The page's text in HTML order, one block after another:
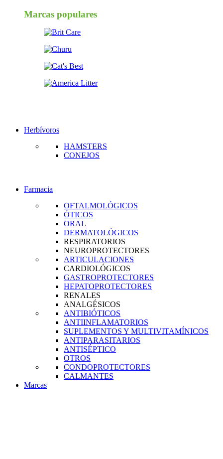
Marcas populares
Herbívoros
HAMSTERS
CONEJOS
Farmacia
OFTALMOLÓGICOS
ÓTICOS
ORAL
DERMATOLÓGICOS
RESPIRATORIOS
NEUROPROTECTORES
ARTICULACIONES
CARDIOLÓGICOS
GASTROPROTECTORES
HEPATOPROTECTORES
RENALES
ANALGÉSICOS
ANTIBIÓTICOS
ANTIINFLAMATORIOS
SUPLEMENTOS Y MULTIVITAMÍNICOS
ANTIPARASITARIOS
ANTISÉPTICO
OTROS
CONDOPROTECTORES
CALMANTES
Marcas